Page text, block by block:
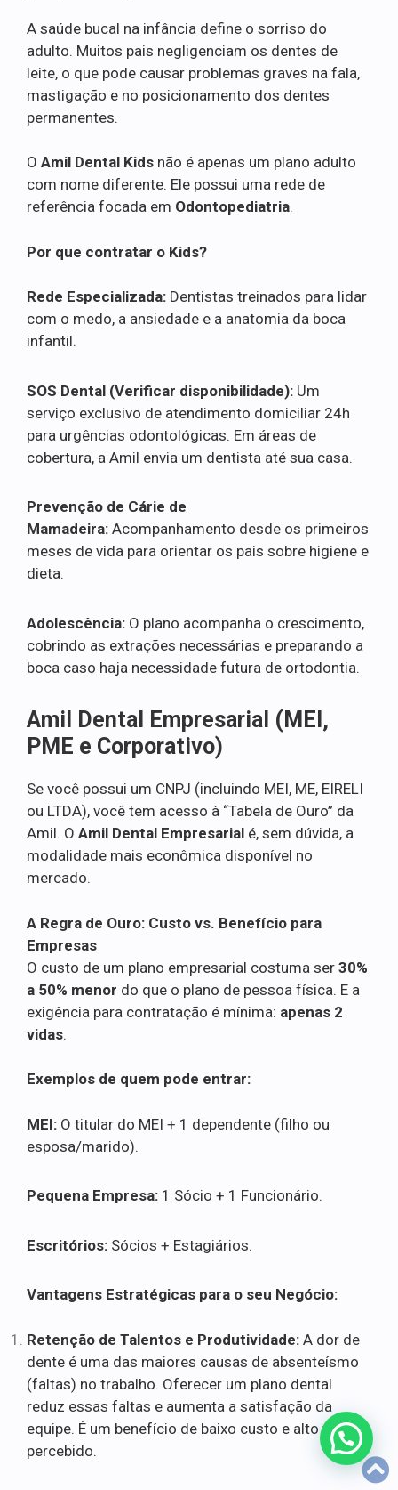
A saúde bucal na infância define o sorriso do
adulto. Muitos pais negligenciam os dentes de
leite, o que pode causar problemas graves na fala,
mastigação e no posicionamento dos dentes
permanentes.
O Amil Dental Kids não é apenas um plano adulto
com nome diferente. Ele possui uma rede de
referência focada em Odontopediatria.
Por que contratar o Kids?
Rede Especializada: Dentistas treinados para lidar
com o medo, a ansiedade e a anatomia da boca
infantil.
SOS Dental (Verificar disponibilidade): Um
serviço exclusivo de atendimento domiciliar 24h
para urgências odontológicas. Em áreas de
cobertura, a Amil envia um dentista até sua casa.
Prevenção de Cárie de
Mamadeira: Acompanhamento desde os primeiros
meses de vida para orientar os pais sobre higiene e
dieta.
Adolescência: O plano acompanha o crescimento,
cobrindo as extrações necessárias e preparando a
boca caso haja necessidade futura de ortodontia.
Amil Dental Empresarial (MEI,
PME e Corporativo)
Se você possui um CNPJ (incluindo MEI, ME, EIRELI
ou LTDA), você tem acesso à “Tabela de Ouro” da
Amil. O Amil Dental Empresarial é, sem dúvida, a
modalidade mais econômica disponível no
mercado.
A Regra de Ouro: Custo vs. Benefício para
Empresas
O custo de um plano empresarial costuma ser 30%
a 50% menor do que o plano de pessoa física. E a
exigência para contratação é mínima: apenas 2
vidas.
Exemplos de quem pode entrar:
MEI: O titular do MEI + 1 dependente (filho ou
esposa/marido).
Pequena Empresa: 1 Sócio + 1 Funcionário.
Escritórios: Sócios + Estagiários.
Vantagens Estratégicas para o seu Negócio:
Retenção de Talentos e Produtividade: A dor de
dente é uma das maiores causas de absenteísmo
(faltas) no trabalho. Oferecer um plano dental
reduz essas faltas e aumenta a satisfação da
equipe. É um benefício de baixo custo e alto valor
percebido.